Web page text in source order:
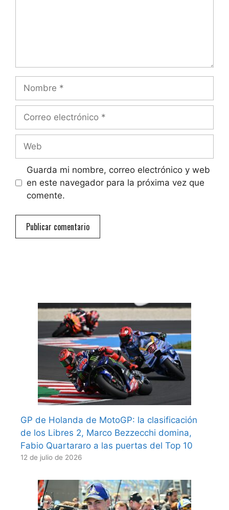
electrónico
Guarda mi nombre, correo electrónico y web
en este navegador para la próxima vez que
comente.
GP de Holanda de MotoGP: la clasificación
de los Libres 2, Marco Bezzecchi domina,
Fabio Quartararo a las puertas del Top 10
12 de julio de 2026